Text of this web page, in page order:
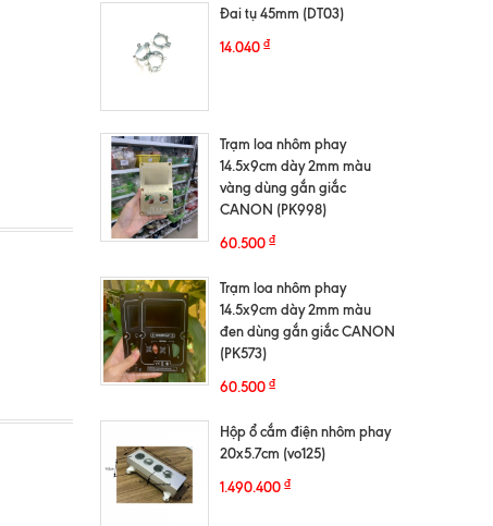
Đai tụ 45mm (DT03)
14.040₫
Trạm loa nhôm phay
14.5x9cm dày 2mm màu
vàng dùng gắn giắc
CANON (PK998)
60.500₫
Trạm loa nhôm phay
14.5x9cm dày 2mm màu
đen dùng gắn giắc CANON
(PK573)
60.500₫
Hộp ổ cắm điện nhôm phay
20x5.7cm (vo125)
1.490.400₫